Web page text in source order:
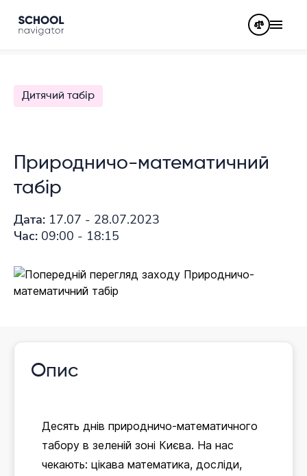
Дитячий табір
Природничо-математичний
табір
Дата: 17.07 - 28.07.2023
Час: 09:00 - 18:15
Опис
Десять днів природничо-математичного
табору в зеленій зоні Києва. На нас
чекають: цікава математика, досліди,